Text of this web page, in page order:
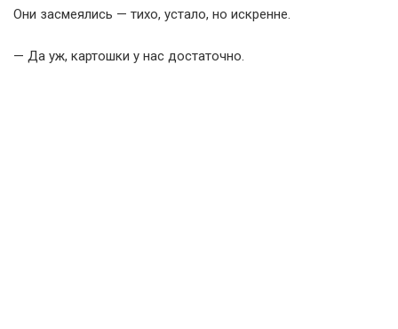
Они засмеялись — тихо, устало, но искренне.
— Да уж, картошки у нас достаточно.